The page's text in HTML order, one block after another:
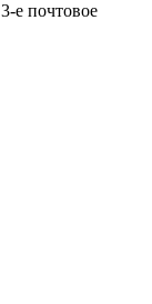
е почтовое